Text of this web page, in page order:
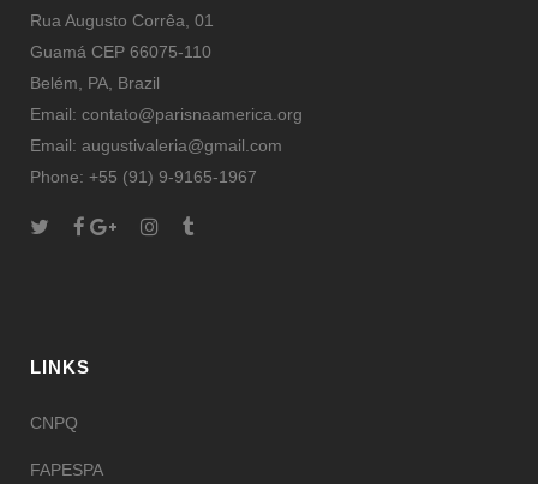
Rua Augusto Corrêa, 01
Guamá CEP 66075-110
Belém, PA, Brazil
Email: contato@parisnaamerica.org
Email: augustivaleria@gmail.com
Phone: +55 (91) 9-9165-1967
LINKS
CNPQ
FAPESPA